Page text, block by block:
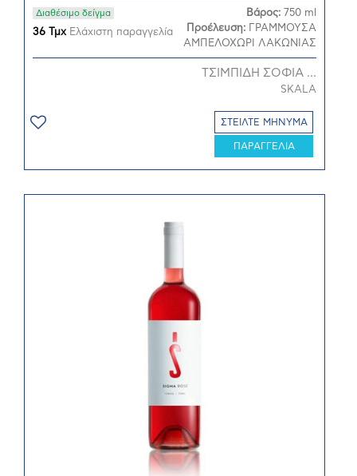
Διαθέσιμο δείγμα
36 ΤμχΕλάχιστη παραγγελία
Βάρος: 750 ml
Προέλευση:
ΓΡΑΜΜΟΥΣΑ
ΑΜΠΕΛΟΧΩΡΙ ΛΑΚΩΝΙΑΣ
ΤΣΙΜΠΙΔΗ ΣΟΦΙΑ ...
SKALA
ΣΤΕΙΛΤΕ ΜΗΝΥΜΑ
ΠΑΡΑΓΓΕΛΙΑ